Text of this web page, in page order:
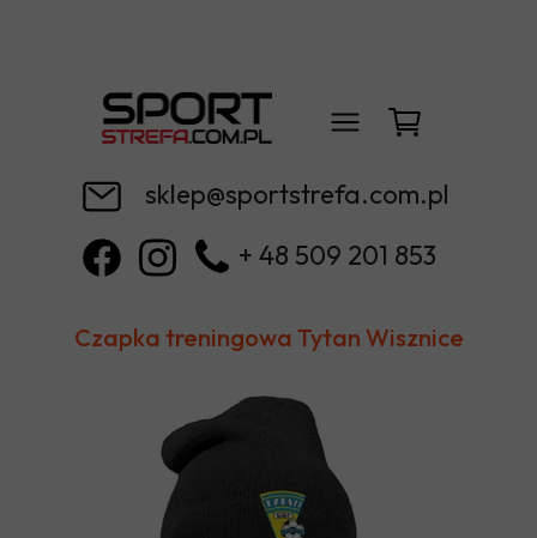
sklep@sportstrefa.com.pl
+ 48 509 201 853
Czapka treningowa Tytan Wisznice